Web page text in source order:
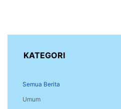
KATEGORI
Semua Berita
Umum